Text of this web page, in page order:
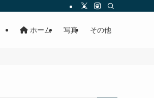
ホーム 写真 その他